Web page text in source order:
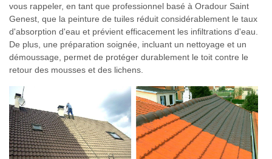
vous rappeler, en tant que professionnel basé à Oradour Saint
Genest, que la peinture de tuiles réduit considérablement le taux
d'absorption d'eau et prévient efficacement les infiltrations d'eau.
De plus, une préparation soignée, incluant un nettoyage et un
démoussage, permet de protéger durablement le toit contre le
retour des mousses et des lichens.